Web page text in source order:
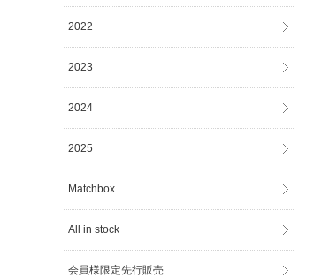
2022
2023
2024
2025
Matchbox
All in stock
会員様限定先行販売